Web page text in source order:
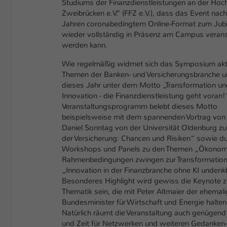
Studiums der Finanzdienstleistungen an der
Zweibrücken e.V.“ (FFZ e.V.), dass das Event
Jahren coronabedingtem Online-Format zum
wieder vollständig in Präsenz am Campus
werden kann.
Wie regelmäßig widmet sich das Symposium
Themen der Banken- und Versicherungsbranche
dieses Jahr unter dem Motto „Transformation
Innovation - die Finanzdienstleistung geht
Veranstaltungsprogramm belebt dieses Motto
beispielsweise mit dem spannenden Vortrag von
Daniel Sonntag von der Universität Oldenburg
der Versicherung: Chancen und Risiken“ sowie
Workshops und Panels zu den Themen
Rahmenbedingungen zwingen zur
„Innovation in der Finanzbranche ohne KI
Besonderes Highlight wird gewiss die Keynote
Thematik sein, die mit Peter Altmaier der
Bundesminister für Wirtschaft und Energie
Natürlich räumt die Veranstaltung auch
und Zeit für Netzwerken und weiteren